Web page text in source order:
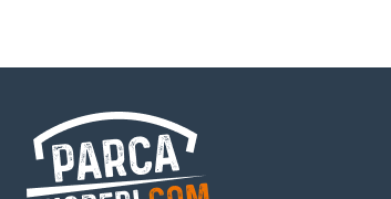
Ürün bilgilerinde hatalar bulunuyor.
Ürün fiyatı diğer sitelerden daha pahalı.
Bu ürüne benzer farklı alternatifler olmalı.